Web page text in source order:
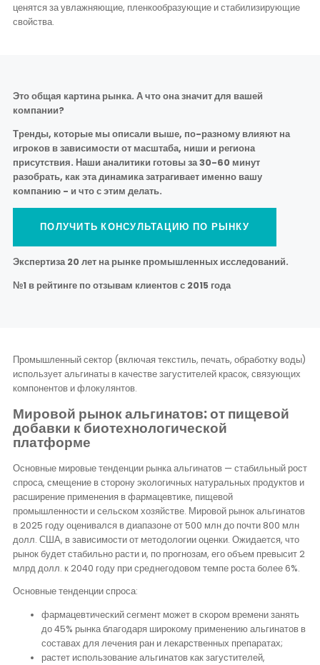
ценятся за увлажняющие, пленкообразующие и стабилизирующие
свойства.
Это общая картина рынка. А что она значит для вашей
компании?
Тренды, которые мы описали выше, по-разному влияют на
игроков в зависимости от масштаба, ниши и региона
присутствия. Наши аналитики готовы за 30-60 минут
разобрать, как эта динамика затрагивает именно вашу
компанию - и что с этим делать.
ПОЛУЧИТЬ КОНСУЛЬТАЦИЮ ПО РЫНКУ
Экспертиза 20 лет на рынке промышленных исследований.
№1 в рейтинге по отзывам клиентов с 2015 года
Промышленный сектор (включая текстиль, печать, обработку воды)
использует альгинаты в качестве загустителей красок, связующих
компонентов и флокулянтов.
Мировой рынок альгинатов: от пищевой
добавки к биотехнологической
платформе
Основные мировые тенденции рынка альгинатов — стабильный рост
спроса, смещение в сторону экологичных натуральных продуктов и
расширение применения в фармацевтике, пищевой
промышленности и сельском хозяйстве. Мировой рынок альгинатов
в 2025 году оценивался в диапазоне от 500 млн до почти 800 млн
долл. США, в зависимости от методологии оценки. Ожидается, что
рынок будет стабильно расти и, по прогнозам, его объем превысит 2
млрд долл. к 2040 году при среднегодовом темпе роста более 6%.
Основные тенденции спроса:
фармацевтический сегмент может в скором времени занять
до 45% рынка благодаря широкому применению альгинатов в
составах для лечения ран и лекарственных препаратах;
растет использование альгинатов как загустителей,